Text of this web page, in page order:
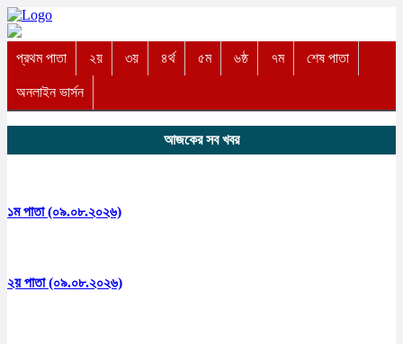
প্রথম পাতা ২য় ৩য় ৪র্থ ৫ম ৬ষ্ঠ ৭ম শেষ পাতা
অনলাইন ভার্সন
আজকের সব খবর
১ম পাতা (০৯.০৮.২০২৬)
২য় পাতা (০৯.০৮.২০২৬)